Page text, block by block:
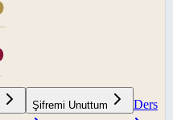
Şifremi Unuttum
Ders